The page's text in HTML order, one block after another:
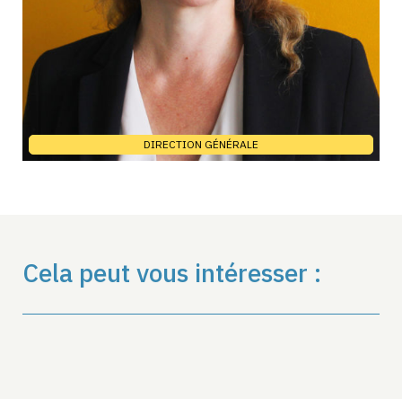
DIRECTION GÉNÉRALE
Cela peut vous intéresser :